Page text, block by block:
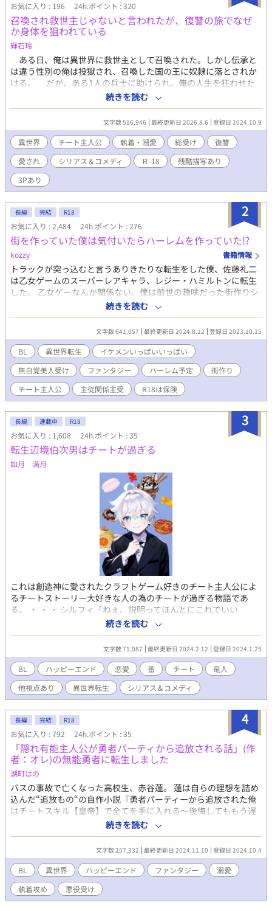
お気に入り : 196 24h.ポイント : 320
召喚され救世主じゃないと言われたが、復讐の旅でなぜ
か身体を狙われている
輝石玲
ある日、俺は異世界に救世主として召喚された。しかし伝承と
は違う性別の俺は投獄され、召喚した国の王に奴隷に落とされか
ける。 だが、ある1人の兵士に助けられ、俺の人生を狂わせた
暴君への復讐を誓った。少しずつ知って行く事実、先代の救世主
が俺の家族だったことや人間が他の国にしている事。俺の怒りは
あっという間に大きくなって行った。 チートな能力と喧嘩の経
験を使いこなしながら旅を始め、その旅の中で出会った人間に恨
みがある他種族を仲間にする。 そう…復讐の旅……なのに、な
んでエロ展開になって俺が総受けになってるんだ！？ ❇︎＝R-18 ※
残酷描写を含みます ※男性向けの表現を含みます ※投稿頻度はラ
ンダムです（現在、毎日更新） お気に入り登録、感想などはお気
軽にしていただけると嬉しいです！
続きを読む
文字数 516,946 最終更新日 2026.8.6 登録日 2024.10.9
異世界 チート主人公 執着・溺愛 総受け
復讐
愛され
シリアス＆コメディ Ｒ-18
残酷描写あり
3Pあり
2
長編 完結 R18
お気に入り : 2,484 24h.ポイント : 276
街を作っていた僕は気付いたらハーレムを作っていた⁉
kozzy 書籍情報
トラックが突っ込むと言うありきたりな転生をした僕、佐藤礼二
は乙女ゲームのスーパーレアキャラ、レジー・ハミルトンに転生
した。 乙女ゲーなんか関係ない。僕は前世の趣味だった街作りシ
ミレーションゲームを実践でプレイするんだ。ああ心が躍る！ と
意気込んでた僕の周りにはドンドンイケメンが集まってきて…な
にやら雲行きが怪しい… あれ？これってホントにオトメゲー？ ま
ったりほっこり連載？R18は保険です。 『チートな転生農家の息
子は悪の公爵を溺愛する』書籍化となりました。 お手に取って頂
けたらとっても嬉しいです(｡>ㅅ<)✩⡱
続きを読む
文字数 641,057 最終更新日 2024.8.12 登録日 2023.10.15
BL 異世界転生
イケメンいっぱいいっぱい
無自覚美人受け
ファンタジー ハーレム予定
街作り
チート主人公
主従関係主受 R18は保険
3
長編 連載中 R18
お気に入り : 1,608 24h.ポイント : 35
転生辺境伯次男はチートが過ぎる
如月 満月
これは創造神に愛されたクラフトゲーム好きのチート主人公によ
るチートストーリー大好きな人の為のチートが過ぎる物語であ
る。 ・ ・ ・ シルフィ「ねぇ、説明ってほんとにこれでいい
の？」 ガイ「そんな事よりほら、口を開けて。あーん」 シルフィ
「あー……。ん、もぐもぐ。んー！美味しい！」 ガイ「ふふ、口
に合ったみたいで良かった。ほら、口の端にクリームがーー」 創
造神「お前ら真面目に説明せんか！このバカップル！！！」 ※基
本、不定期連載です。 チート無双までがちょっと遠いかも。 【メ
インCP（固定）】受溺愛＆愛がとっても重い竜王×転生チート主
人公 【サブCP】竜王国宰相×転生聖女(♂)，見た目幼女な女装竜
王(♂)×獣人女性，勇者×？？？…他。一部NLCP有。 【物語傾向
（予定）】メインCPはほぼ平和，サブCPは波乱や悲恋(予定)あ
り，コメディ寄りだがたまにシリアスがぶっ込まれる
続きを読む
文字数 71,087 最終更新日 2024.2.12 登録日 2024.1.25
BL ハッピーエンド 恋愛 番 チート
竜人
他視点あり
異世界転生 シリアス＆コメディ
4
長編 完結 R18
お気に入り : 792 24h.ポイント : 35
「隠れ有能主人公が勇者パーティから追放される話」(作
者：オレ)の無能勇者に転生しました
湖町はの
バスの事故で亡くなった高校生、赤谷蓮。 蓮は自らの理想を詰め
込んだ“追放もの“の自作小説『勇者パーティーから追放された俺
はチートスキル【皇帝】で全てを手に入れる〜後悔してももう遅
い〜』の世界に転生していた。 だが、蓮が転生したのは自分の名
前を付けた“隠れチート主人公“グレンではなく、グレンを追放す
る“無能勇者“ベルンハルト。 しかもなぜかグレンがベルンハルト
に執着していて……。 「好きです。命に変えても貴方を守りま
す。だから、これから先の未来も、ずっと貴方の傍にいさせて」
――オレが書いてたのはBLじゃないんですけど⁈ ＿＿＿＿＿＿＿
＿＿＿ 追放ものチート主人公×当て馬勇者のラブコメ 一部暗いシ
ーンがありますが基本的には頭ゆるゆる （主人公たちの倫理観も
続きを読む
文字数 257,332 最終更新日 2024.11.10 登録日 2024.10.4
BL 異世界 ハッピーエンド ファンタジー
溺愛
執着攻め
悪役受け